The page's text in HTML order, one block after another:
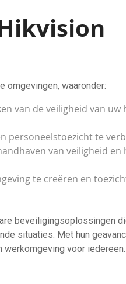
omgevingen, waaronder:
van de veiligheid van uw
personeelstoezicht te
van veiligheid
te creëren en
beveiligingsoplossingen
situaties. Met hun
voor iedereen.